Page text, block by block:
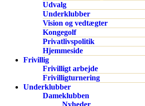
Udvalg
Underklubber
Vision og vedtægter
Kongegolf
Privatlivspolitik
Hjemmeside
Frivillig
Frivilligt arbejde
Frivilligturnering
Underklubber
Dameklubben
Nyheder